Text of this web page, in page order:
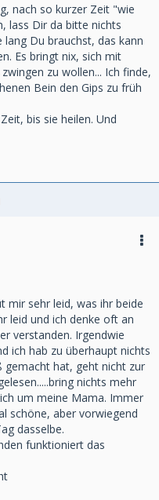
nach so kurzer Zeit "wie
lass Dir da bitte nichts
Du brauchst, das kann
Es bringt nix, sich mit
zu wollen... Ich finde,
Bein den Gips zu früh
bis sie heilen. Und
mir sehr leid, was ihr beide
leid und ich denke oft an
verstanden. Irgendwie
ich hab zu überhaupt nichts
gemacht hat, geht nicht zur
nichts mehr
um meine Mama. Immer
schöne, aber vorwiegend
dasselbe.
funktioniert das